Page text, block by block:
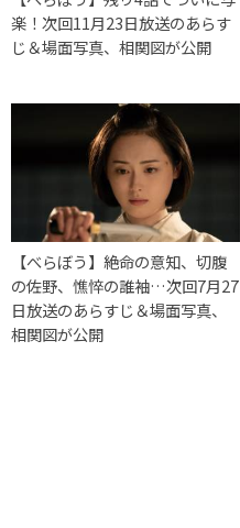
楽！次回11月23日放送のあらす
じ＆場面写真、相関図が公開
【べらぼう】絶命の意知、切腹
の佐野、憔悴の誰袖…次回7月27
日放送のあらすじ＆場面写真、
相関図が公開